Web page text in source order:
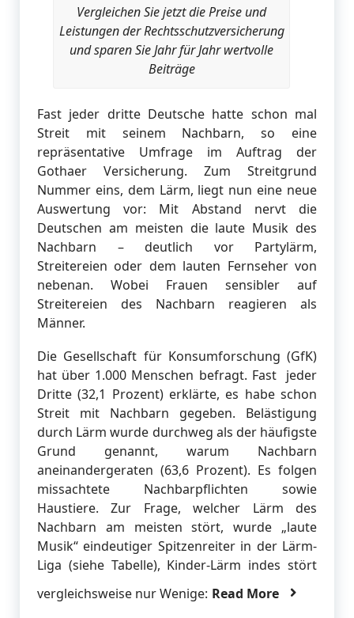
Vergleichen Sie jetzt die Preise und
Leistungen der Rechtsschutzversicherung
und sparen Sie Jahr für Jahr wertvolle
Beiträge
Fast jeder dritte Deutsche hatte schon mal
Streit mit seinem Nachbarn, so eine
repräsentative Umfrage im Auftrag der
Gothaer Versicherung. Zum Streitgrund
Nummer eins, dem Lärm, liegt nun eine neue
Auswertung vor: Mit Abstand nervt die
Deutschen am meisten die laute Musik des
Nachbarn – deutlich vor Partylärm,
Streitereien oder dem lauten Fernseher von
nebenan. Wobei Frauen sensibler auf
Streitereien des Nachbarn reagieren als
Männer.
Die Gesellschaft für Konsumforschung (GfK)
hat über 1.000 Menschen befragt. Fast jeder
Dritte (32,1 Prozent) erklärte, es habe schon
Streit mit Nachbarn gegeben. Belästigung
durch Lärm wurde durchweg als der häufigste
Grund genannt, warum Nachbarn
aneinandergeraten (63,6 Prozent). Es folgen
missachtete Nachbarpflichten sowie
Haustiere. Zur Frage, welcher Lärm des
Nachbarn am meisten stört, wurde „laute
Musik“ eindeutiger Spitzenreiter in der Lärm-
Liga (siehe Tabelle), Kinder-Lärm indes stört
vergleichsweise nur Wenige: Read More